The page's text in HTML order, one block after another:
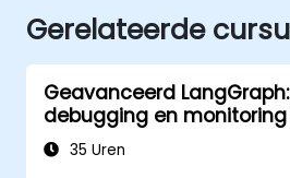
Gerelateerde
Geavanceerd
debugging en
grafen
35 Uren